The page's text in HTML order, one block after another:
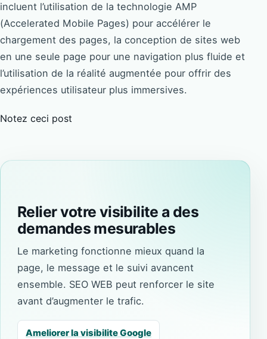
incluent l’utilisation de la technologie AMP
(Accelerated Mobile Pages) pour accélérer le
chargement des pages, la conception de sites web
en une seule page pour une navigation plus fluide et
l’utilisation de la réalité augmentée pour offrir des
expériences utilisateur plus immersives.
Notez ceci post
Relier votre visibilite a des
demandes mesurables
Le marketing fonctionne mieux quand la
page, le message et le suivi avancent
ensemble. SEO WEB peut renforcer le site
avant d’augmenter le trafic.
Ameliorer la visibilite Google